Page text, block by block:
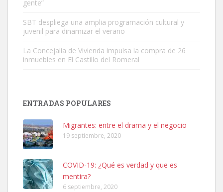
Leales.org » Gran Canaria
Leales.org » Gran Canaria
gente”
SBT despliega una amplia programación cultural y
juvenil para dinamizar el verano
La Concejalía de Vivienda impulsa la compra de 26
inmuebles en El Castillo del Romeral
ENTRADAS POPULARES
Migrantes: entre el drama y el negocio
19 septiembre, 2020
COVID-19: ¿Qué es verdad y que es
mentira?
6 septiembre, 2020